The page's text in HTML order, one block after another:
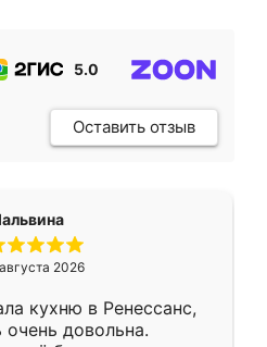
5.0
Оставить отзыв
2026
кухню в Ренессанс,
очень довольна.